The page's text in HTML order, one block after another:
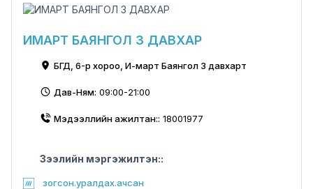
ИМАРТ БАЯНГОЛ 3 ДАВХАР
БГД, 6-р хороо, И-март Баянгол 3 давхарт
Дав-Ням: 09:00-21:00
Мэдээллийн ажилтан:: 18001977
Зээлийн мэргэжилтэн::
зогсон.уралдах.ачсан